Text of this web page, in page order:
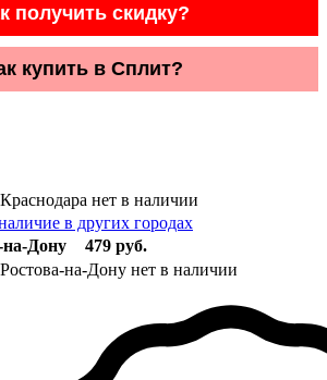
получить скидку?
купить в Сплит?
нет в наличии
в других городах
на-Дону
479 руб.
на-Дону нет в наличии